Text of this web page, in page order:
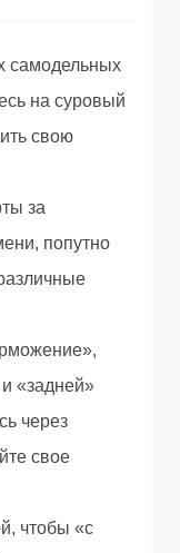
самодельных
на суровый
свою
за
попутно
«задней»
через
свое
чтобы «с